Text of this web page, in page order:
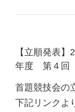
【立順発表
年度 第４回
首題競技会の
下記リンクよ